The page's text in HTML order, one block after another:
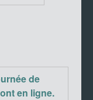
de
en ligne.